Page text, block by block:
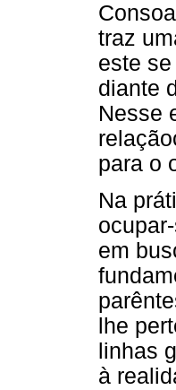
traz
este
diante
Nesse
para o
Na
em
lhe
linhas
à